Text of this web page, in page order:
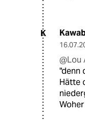
K
@Lou
"denn
Hätte